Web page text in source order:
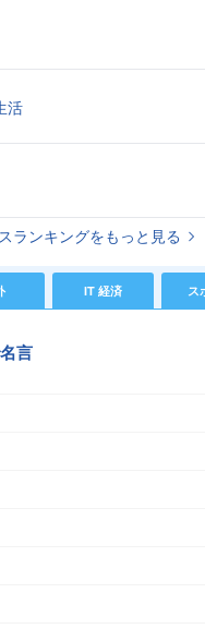
活
ランキングをもっと見る
IT 経済 ス
言